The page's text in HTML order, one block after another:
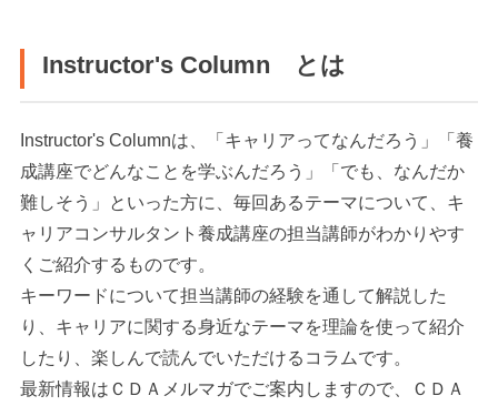
Instructor's Column とは
Instructor's Columnは、「キャリアってなんだろう」「養
成講座でどんなことを学ぶんだろう」「でも、なんだか
難しそう」といった方に、毎回あるテーマについて、キ
ャリアコンサルタント養成講座の担当講師がわかりやす
くご紹介するものです。
キーワードについて担当講師の経験を通して解説した
り、キャリアに関する身近なテーマを理論を使って紹介
したり、楽しんで読んでいただけるコラムです。
最新情報はＣＤＡメルマガでご案内しますので、ＣＤＡ